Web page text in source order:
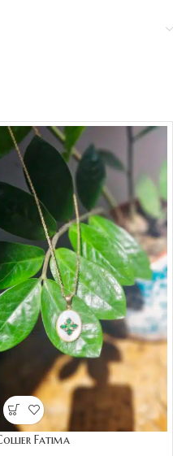
Fatima